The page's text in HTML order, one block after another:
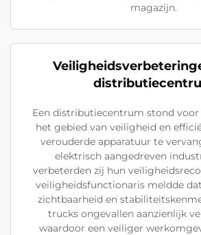
magazijn.
Een distributiecentrum stond
het gebied van veiligheid en
verouderde apparatuur te
elektrisch aangedreven
verbeterden zij hun
veiligheidsfunctionaris meldde
zichtbaarheid en
trucks ongevallen aanzienlijk
waardoor een veiliger